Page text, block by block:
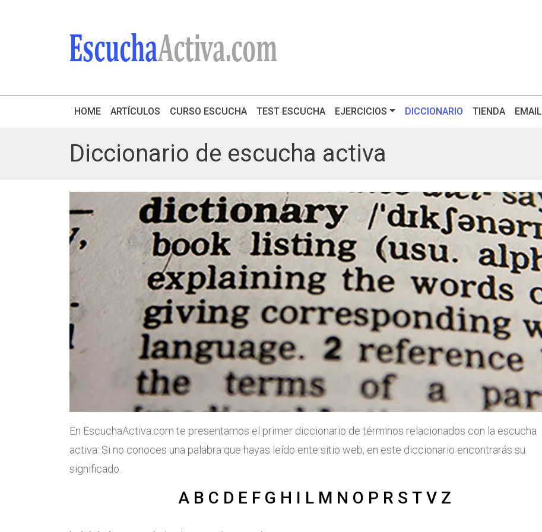
HOME ARTÍCULOS CURSO ESCUCHA TEST ESCUCHA EJERCICIOS DICCIONARIO(CURRENT)
TIENDA EMAIL
Diccionario de escucha activa
En EscuchaActiva.com te presentamos el primer diccionario de términos relacionados con la escucha
activa. Si no conoces una palabra que hayas leído ente sitio web, en este diccionario encontrarás su
significado.
A B C D E F G H I L M N O P R S T V Z